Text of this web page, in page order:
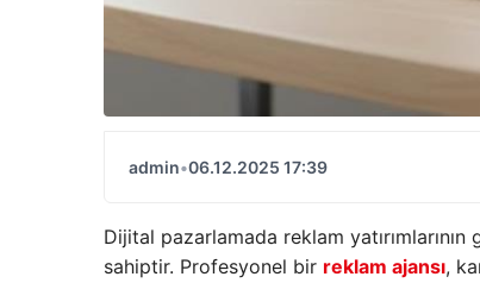
admin•06.12.2025 17:39
Dijital pazarlamada reklam
sahiptir. Profesyonel bir reklam ajansı,